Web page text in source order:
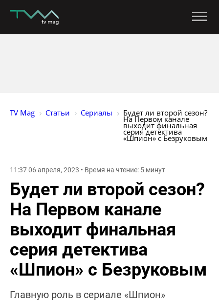
TV Mag Статьи Сериалы Будет ли второй сезон?
На Первом канале
выходит финальная
серия детектива
«Шпион» с Безруковым
11:37 06 апреля, 2023 • Время на чтение: 5 минут
Будет ли второй сезон?
На Первом канале
выходит финальная
серия детектива
«Шпион» с Безруковым
Главную роль в сериале «Шпион»